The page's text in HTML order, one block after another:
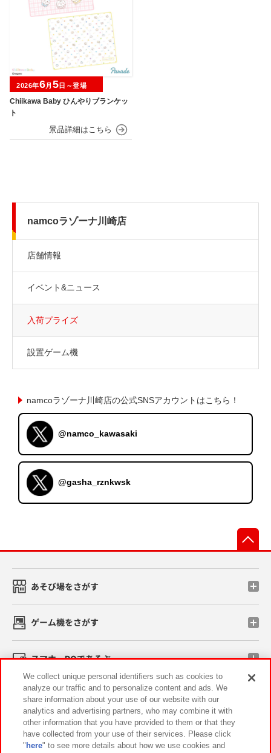
Chiikawa Baby ひんやりブランケッ
ト
2026年6月 5 日～登場
namcoラゾーナ川崎店
店舗情報
イベント&ニュース
入荷プライズ
設置ゲーム機
namcoラゾーナ川崎店の公式SNSアカウントはこちら！
@namco_kawasaki
@gasha_rznkwsk
あそび場をさがす
ゲーム機をさがす
スマホ・PCであそぶ
イベント・キャンペーン
We collect unique personal identifiers such as cookies to
analyze our traffic and to personalize content and ads. We
share information about your use of our website with our
analytics and advertising partners, who may combine it with
other information that you have provided to them or that they
have collected from your use of their services. Please click
" here" to see more details about how we use cookies and